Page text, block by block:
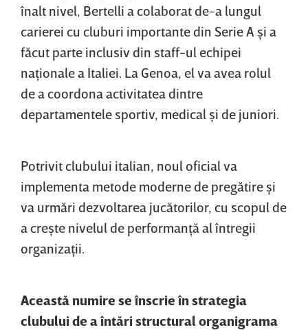
înalt nivel, Bertelli a colaborat de-a lungul
carierei cu cluburi importante din Serie A şi a
făcut parte inclusiv din staff-ul echipei
naţionale a Italiei. La Genoa, el va avea rolul
de a coordona activitatea dintre
departamentele sportiv, medical şi de juniori.
Potrivit clubului italian, noul oficial va
implementa metode moderne de pregătire şi
va urmări dezvoltarea jucătorilor, cu scopul de
a creşte nivelul de performanţă al întregii
organizaţii.
Această numire se înscrie în strategia
clubului de a întări structural organigrama